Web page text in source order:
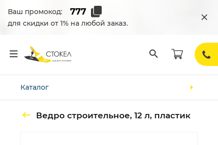
Ваш промокод:
для скидки от 1% на любой заказ.
Каталог
Ведро строительное, 12 л, пластик